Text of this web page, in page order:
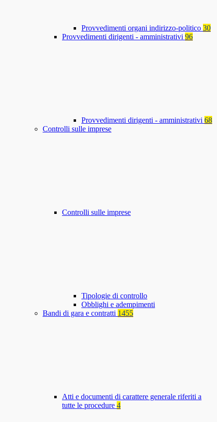
Provvedimenti organi indirizzo-politico 30
Provvedimenti dirigenti - amministrativi 96
Provvedimenti dirigenti - amministrativi 68
Controlli sulle imprese
Controlli sulle imprese
Tipologie di controllo
Obblighi e adempimenti
Bandi di gara e contratti 1455
Atti e documenti di carattere generale riferiti a
tutte le procedure 4